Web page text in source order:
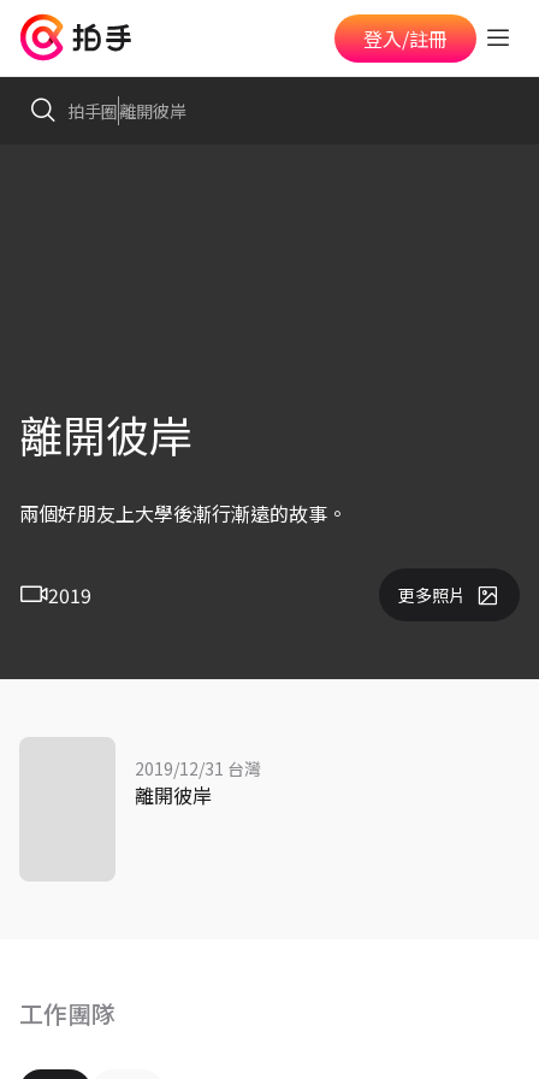
登入/註冊
拍手圈離開彼岸
離開彼岸
兩個好朋友上大學後漸行漸遠的故事。
2019 更多照片
工作團隊
2019/12/31 台灣
離開彼岸